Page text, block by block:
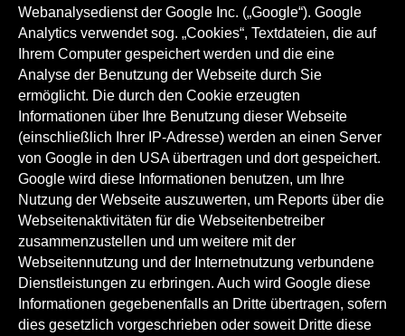
Webanalysedienst der Google Inc. („Google“). Google
Analytics verwendet sog. „Cookies“, Textdateien, die auf
Ihrem Computer gespeichert werden und die eine
Analyse der Benutzung der Webseite durch Sie
ermöglicht. Die durch den Cookie erzeugten
Informationen über Ihre Benutzung dieser Webseite
(einschließlich Ihrer IP-Adresse) werden an einen Server
von Google in den USA übertragen und dort gespeichert.
Google wird diese Informationen benutzen, um Ihre
Nutzung der Webseite auszuwerten, um Reports über die
Webseitenaktivitäten für die Webseitenbetreiber
zusammenzustellen und um weitere mit der
Webseitennutzung und der Internetnutzung verbundene
Dienstleistungen zu erbringen. Auch wird Google diese
Informationen gegebenenfalls an Dritte übertragen, sofern
dies gesetzlich vorgeschrieben oder soweit Dritte diese